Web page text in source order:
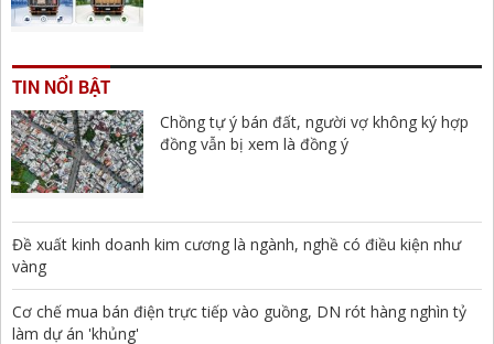
TIN NỔI BẬT
Chồng tự ý bán đất, người vợ không ký hợp
đồng vẫn bị xem là đồng ý
Đề xuất kinh doanh kim cương là ngành, nghề có điều kiện như
vàng
Cơ chế mua bán điện trực tiếp vào guồng, DN rót hàng nghìn tỷ
làm dự án 'khủng'